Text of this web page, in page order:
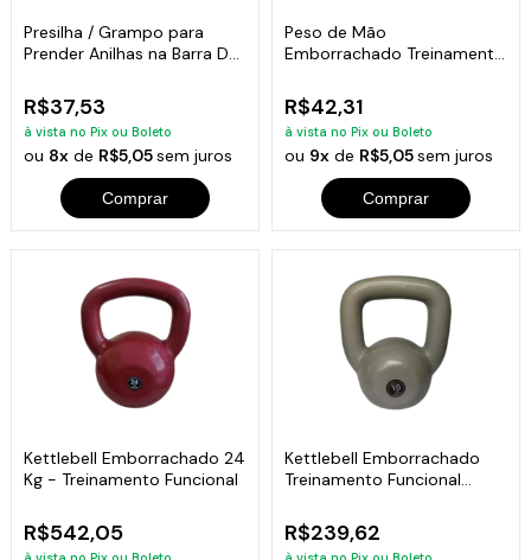
Presilha / Grampo para
Prender Anilhas na Barra D
R$37,53
à vista no Pix ou Boleto
ou 8x de R$5,05sem juros
Comprar
Peso de Mão
Emborrachado Treinamento
R$42,31
à vista no Pix ou Boleto
ou 9xde R$5,05sem juros
Comprar
Kettlebell Emborrachado 24
Kg - Treinamento Funcional
R$542,05
Kettlebell Emborrachado
Treinamento Funcional
R$239,62